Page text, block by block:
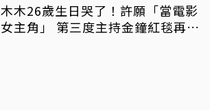
木木26歲生日哭了！許願「當電影
女主角」 第三度主持金鐘紅毯再喊